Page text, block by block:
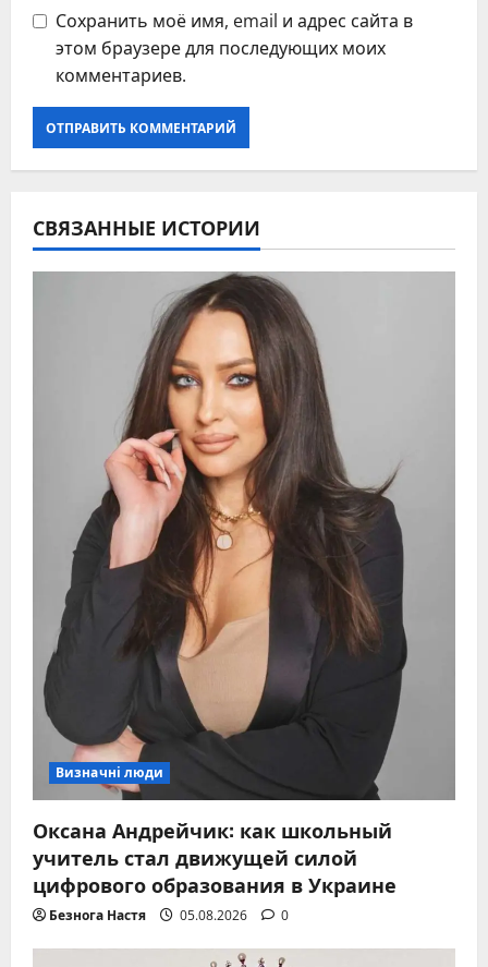
Сохранить моё имя, email и адрес сайта в
этом браузере для последующих моих
комментариев.
СВЯЗАННЫЕ ИСТОРИИ
Визначні люди
Оксана Андрейчик: как школьный
учитель стал движущей силой
цифрового образования в Украине
Безнога Настя 05.08.2026 0